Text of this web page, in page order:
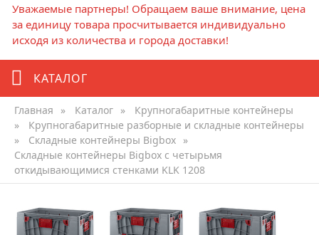
Уважаемые партнеры! Обращаем ваше внимание, цена
за единицу товара просчитывается индивидуально
исходя из количества и города доставки!
КАТАЛОГ
Главная » Каталог »
Крупногабаритные контейнеры
»
Крупногабаритные разборные и складные контейнеры
»
Складные контейнеры Bigbox »
Складные контейнеры Bigbox с четырьмя
откидывающимися стенками KLK 1208